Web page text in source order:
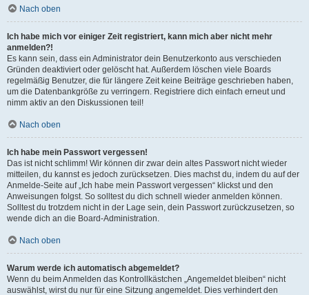
Nach oben
Ich habe mich vor einiger Zeit registriert, kann mich aber nicht mehr
anmelden?!
Es kann sein, dass ein Administrator dein Benutzerkonto aus verschieden
Gründen deaktiviert oder gelöscht hat. Außerdem löschen viele Boards
regelmäßig Benutzer, die für längere Zeit keine Beiträge geschrieben haben,
um die Datenbankgröße zu verringern. Registriere dich einfach erneut und
nimm aktiv an den Diskussionen teil!
Nach oben
Ich habe mein Passwort vergessen!
Das ist nicht schlimm! Wir können dir zwar dein altes Passwort nicht wieder
mitteilen, du kannst es jedoch zurücksetzen. Dies machst du, indem du auf der
Anmelde-Seite auf „Ich habe mein Passwort vergessen“ klickst und den
Anweisungen folgst. So solltest du dich schnell wieder anmelden können.
Solltest du trotzdem nicht in der Lage sein, dein Passwort zurückzusetzen, so
wende dich an die Board-Administration.
Nach oben
Warum werde ich automatisch abgemeldet?
Wenn du beim Anmelden das Kontrollkästchen „Angemeldet bleiben“ nicht
auswählst, wirst du nur für eine Sitzung angemeldet. Dies verhindert den